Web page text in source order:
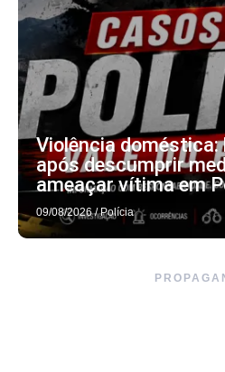
Violência doméstica:
após descumprir
ameaçar vítima em
09/08/2026 / Polícia